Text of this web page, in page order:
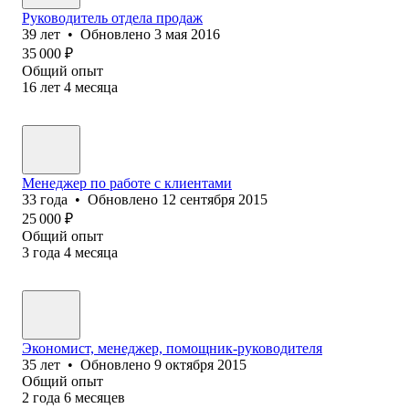
Руководитель отдела продаж
39 лет • Обновлено 3 мая 2016
35 000 ₽
Общий опыт
16 лет 4 месяца
Менеджер по работе с клиентами
33 года • Обновлено 12 сентября 2015
25 000 ₽
Общий опыт
3 года 4 месяца
Экономист, менеджер, помощник-руководителя
35 лет • Обновлено 9 октября 2015
Общий опыт
2 года 6 месяцев